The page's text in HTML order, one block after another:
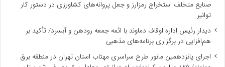
صنایع متخلف استخراج رمزارز و جعل پروانه‌های کشاورزی در دستور کار
توانیر
دیدار رئیس اداره اوقاف دماوند با ائمه جمعه رودهن و آبسرد/ تأکید بر
هم‌افزایی در برگزاری برنامه‌های مذهبی
اجرای پانزدهمین مانور طرح سراسری مهتاب استان تهران در منطقه برق